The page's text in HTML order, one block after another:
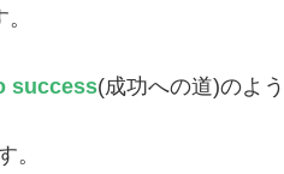
success(成功への道)のよ
。